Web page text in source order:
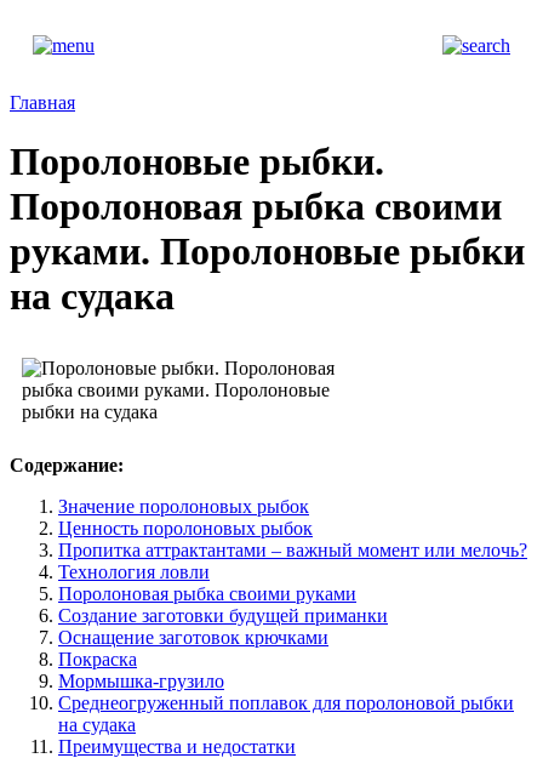
Главная
Поролоновые рыбки.
Поролоновая рыбка своими
руками. Поролоновые рыбки
на судака
Содержание:
Значение поролоновых рыбок
Ценность поролоновых рыбок
Пропитка аттрактантами – важный момент или мелочь?
Технология ловли
Поролоновая рыбка своими руками
Создание заготовки будущей приманки
Оснащение заготовок крючками
Покраска
Мормышка-грузило
Среднеогруженный поплавок для поролоновой рыбки
на судака
Преимущества и недостатки